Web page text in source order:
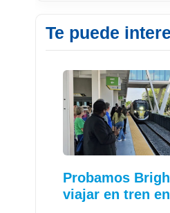
Te puede
Probamos
viajar en tren